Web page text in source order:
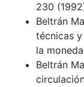
230
Beltrán
técnicas
la
Beltrán